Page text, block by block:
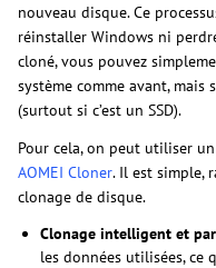
nouveau disque. Ce
réinstaller Windows ni
cloné, vous pouvez
système comme avant,
(surtout si c’est un SSD).
Pour cela, on peut utiliser
AOMEI Cloner. Il est simple,
clonage de disque.
Clonage intelligent et
les données utilisées, ce